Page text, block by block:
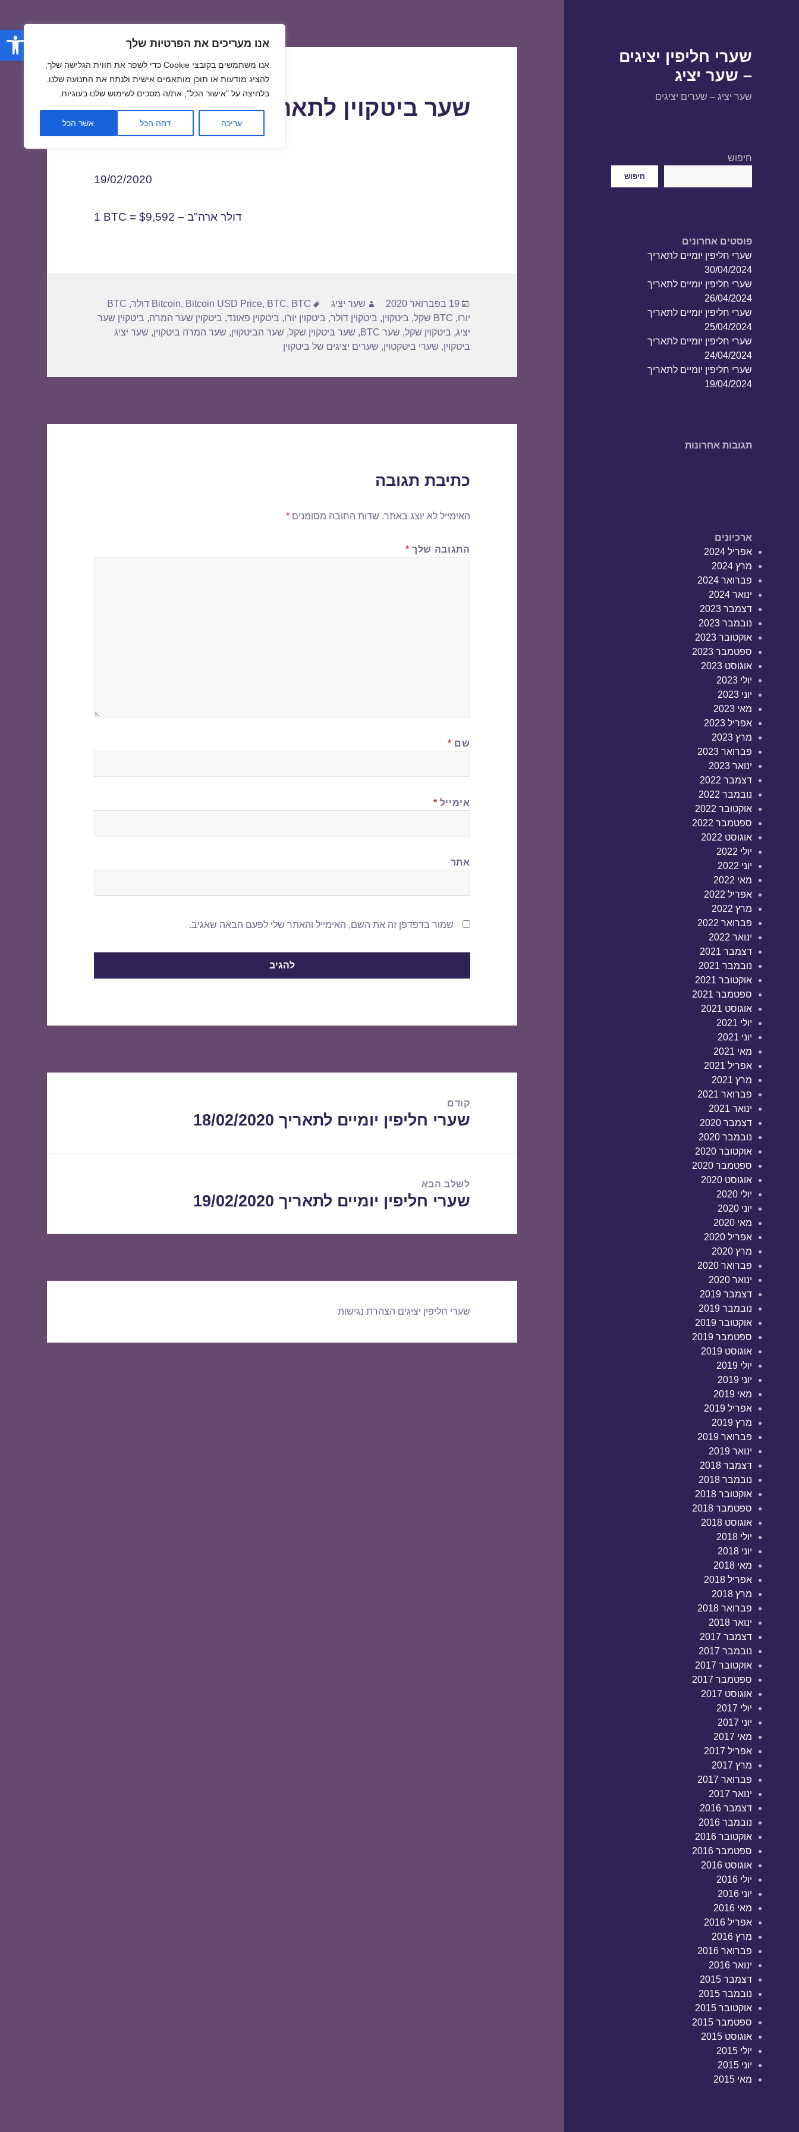
פתח אנו מעריכים את הפרטיות שלך
אנו משתמשים בקובצי Cookie כדי לשפר את חווית הגלישה שלך,
להציג מודעות או תוכן מותאמים אישית ולנתח את התנועה שלנו.
בלחיצה על "אישור הכל", את/ה מסכים לשימוש שלנו בעוגיות.
עריכה דחה הכל אשר הכל
שערי חליפין יציגים
– שער יציג
שער יציג – שערים יציגים
חיפוש
חיפוש
פוסטים אחרונים
שערי חליפין יומיים לתאריך
30/04/2024
שערי חליפין יומיים לתאריך
26/04/2024
שערי חליפין יומיים לתאריך
25/04/2024
שערי חליפין יומיים לתאריך
24/04/2024
שערי חליפין יומיים לתאריך
19/04/2024
תגובות אחרונות
ארכיונים
אפריל 2024
מרץ 2024
פברואר 2024
ינואר 2024
דצמבר 2023
נובמבר 2023
אוקטובר 2023
ספטמבר 2023
אוגוסט 2023
יולי 2023
יוני 2023
מאי 2023
אפריל 2023
מרץ 2023
פברואר 2023
ינואר 2023
דצמבר 2022
נובמבר 2022
אוקטובר 2022
ספטמבר 2022
אוגוסט 2022
יולי 2022
יוני 2022
מאי 2022
אפריל 2022
מרץ 2022
פברואר 2022
ינואר 2022
דצמבר 2021
נובמבר 2021
אוקטובר 2021
ספטמבר 2021
אוגוסט 2021
יולי 2021
יוני 2021
מאי 2021
אפריל 2021
מרץ 2021
פברואר 2021
ינואר 2021
דצמבר 2020
נובמבר 2020
אוקטובר 2020
ספטמבר 2020
אוגוסט 2020
יולי 2020
יוני 2020
מאי 2020
אפריל 2020
מרץ 2020
פברואר 2020
ינואר 2020
דצמבר 2019
נובמבר 2019
אוקטובר 2019
ספטמבר 2019
אוגוסט 2019
יולי 2019
יוני 2019
מאי 2019
אפריל 2019
מרץ 2019
פברואר 2019
ינואר 2019
דצמבר 2018
נובמבר 2018
אוקטובר 2018
ספטמבר 2018
אוגוסט 2018
יולי 2018
יוני 2018
מאי 2018
אפריל 2018
מרץ 2018
פברואר 2018
ינואר 2018
דצמבר 2017
נובמבר 2017
אוקטובר 2017
ספטמבר 2017
אוגוסט 2017
יולי 2017
יוני 2017
מאי 2017
אפריל 2017
מרץ 2017
פברואר 2017
ינואר 2017
דצמבר 2016
נובמבר 2016
אוקטובר 2016
ספטמבר 2016
אוגוסט 2016
יולי 2016
יוני 2016
מאי 2016
אפריל 2016
מרץ 2016
פברואר 2016
ינואר 2016
דצמבר 2015
נובמבר 2015
אוקטובר 2015
ספטמבר 2015
אוגוסט 2015
יולי 2015
יוני 2015
מאי 2015
שער ביטקוין לתאריך 19/02/2020
19/02/2020
1 BTC = $9,592 – דולר ארה"ב
פורסם
בתאריך
19 בפברואר 2020 מחבר
שער יציג תגיות Bitcoin, Bitcoin USD Price, BTC, BTC דולר ,
BTC
יורו, BTC שקל , ביטקוין, ביטקוין דולר, ביטקוין יורו, ביטקוין פאונד, ביטקוין שער המרה, ביטקוין שער
יציג, ביטקוין שקל, שער BTC , שער ביטקוין שקל, שער הביטקוין, שער המרה ביטקוין, שער יציג
ביטקוין, שערי ביטקטוין, שערים יציגים של ביטקוין
כתיבת תגובה
האימייל לא יוצג באתר. שדות החובה מסומנים*
התגובה שלך *
שם *
אימייל *
אתר
שמור בדפדפן זה את השם, האימייל והאתר שלי לפעם הבאה שאגיב.
קודם
הפוסט
שערי חליפין יומיים לתאריך 18/02/2020
לשלב הבא
הפוסט
שערי חליפין יומיים לתאריך 19/02/2020
שערי חליפין יציגים הצהרת נגישות